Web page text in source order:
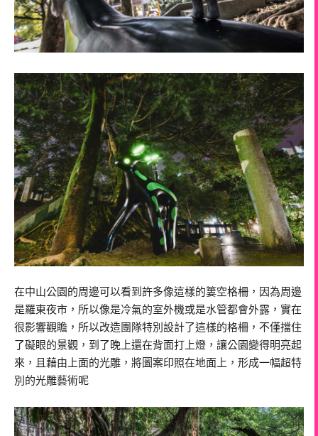
在中山公園的周邊可以看到許多像這樣的簍空格柵，因為周邊
是羅東夜市，所以像是冷氣的室外機或是水管都會外露，實在
很影響觀瞻，所以改造團隊特別設計了這樣的格柵，不僅擋住
了礙眼的景觀，到了晚上還在背面打上燈，讓公園變得明亮起
來，且藉由上面的光雕，將圖案印照在地面上，形成一幅超特
別的光雕藝術呢